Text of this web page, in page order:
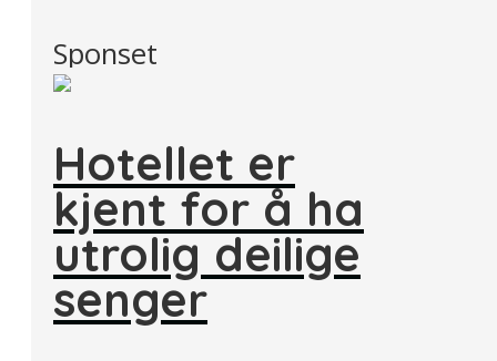
Sponset
Hotellet er
kjent for å ha
utrolig deilige
senger